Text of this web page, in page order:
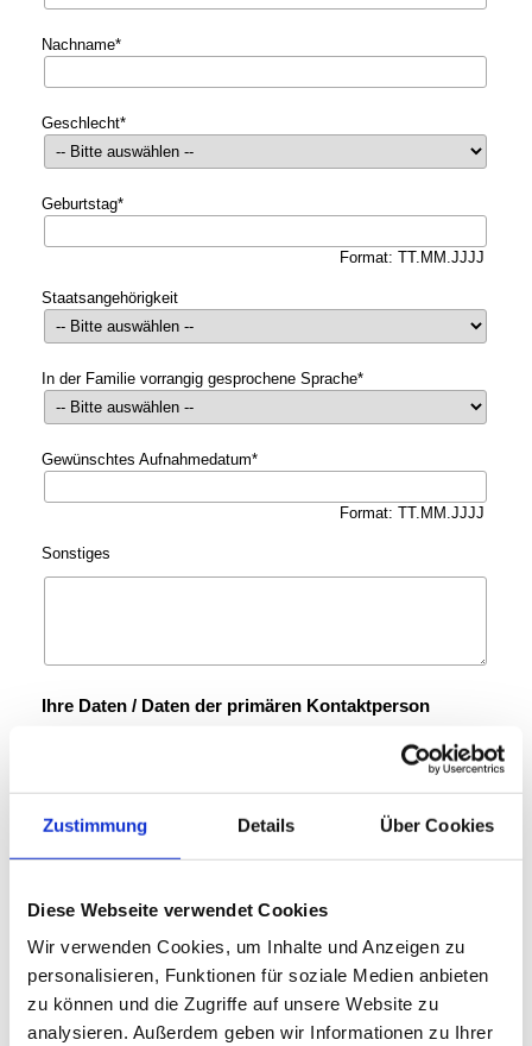
Zustimmung Details Über Cookies
Diese Webseite verwendet Cookies
Wir verwenden Cookies, um Inhalte und Anzeigen zu
personalisieren, Funktionen für soziale Medien anbieten
zu können und die Zugriffe auf unsere Website zu
analysieren. Außerdem geben wir Informationen zu Ihrer